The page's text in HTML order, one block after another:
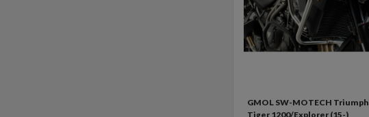
GMOL SW-MOTECH Triumph
Tiger 1200/Explorer (15-)